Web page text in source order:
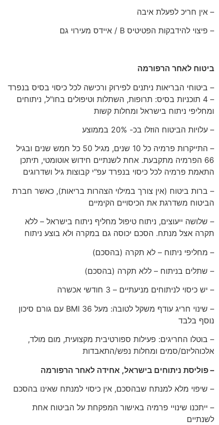
– אין חריכ לפעלת איבה
– פיצוי להידבקות הפטיטיס B / איידס מעירוי גם
ביטוח לאחר הרפורמה
– ביטוחי הבריאות ניתנים לפירוק ורכישה לכל כיסוי בסיס בנפרד
– 4 תוכניות בסיס: תרופות, השתלות וטיפולים בחו"ל, ניתוחים
ומחליפי ניתוח בישראל ומחלות קשות
– עלויות הביטוח הוזלו בכ- 20% בממוצע
– התייקרות פרמיה כל 10 שנים, מגיל 50 כל חמש שנים ובגיל
66 הפרמיה מתקבעת. אחת לשנתיים חידוש אוטומטי, תיתכן
התאמת פרמיה לכל כיסוי בנפרד עפ"י קבוצות גיל ושדרוגים
– ברות ביטוח (אין צורך במילוי הצהרות בריאות), כאשר חברת
הביטוח משדרגת את הכיסויים הקימיים
– שלושה ייעוצים, ניתוח טיפול מחליף ניתוח בישראל – ללא
תקרה אצל מנתח. הסכם יכוסה גם במקרה ולא בוצע ניתוח
– מחליפי ניתוח – לא תקרה (בהסכם)
– שתלים בניתוח – ללא תקרה (בהסכם)
– יש כיסוי לניתוחים מניעתיים – 3 חודשי אכשרה
– שינוי חריג עודף משקל לטובה: מעל 36 BMI עם גורם סיכון
נוסף בלבד
– בוטלו החריגים: פעילות ספורטיבית מקצועית, מום מולד,
אלכוהליזם/סמים ומחלות נפש/התאבדות
– פוליסת ניתוחים בישראל, אחידה לאחר הרפורמה
– שיפוי מלא למנתח שבהסכם, אין כיסוי למנתח שאינו בהסכם
– ייתכנו שינויי פרמיה באישור המפקחת על הביטוח אחת
לשנתיים